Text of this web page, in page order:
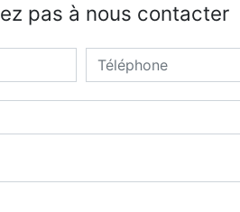
pas à nous contacter